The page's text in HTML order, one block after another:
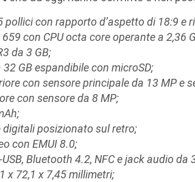
pollici con rapporto d’aspetto di 18:9 e
con CPU octa core operante a 2,36
da 3 GB;
GB espandibile con microSD;
con sensore principale da 13 MP e
con sensore da 8 MP;
posizionato sul retro;
con EMUI 8.0;
Bluetooth 4.2, NFC e jack audio da
x 72,1 x 7,45 millimetri;